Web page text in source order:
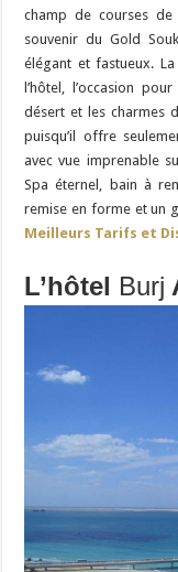
champ de courses
souvenir du Gold
élégant et fastueux.
l’hôtel, l’occasion
désert et les charmes
puisqu’il offre
avec vue imprenable
Spa éternel, bain à
remise en forme et un
Meilleurs Tarifs et
L’hôtel Burj